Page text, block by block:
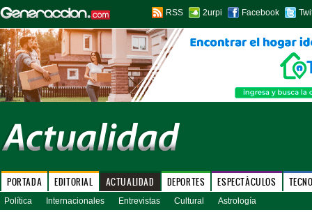
RSS 2urpi Facebook
PORTADA EDITORIAL ACTUALIDAD DEPORTES ESPECTÁCULOS
Política Internacionales Entrevistas Cultural Astrología